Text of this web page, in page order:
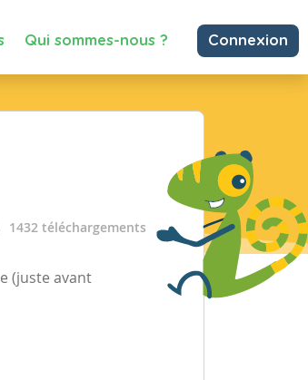
Qui sommes-nous ? Connexion
1432 téléchargements
(juste avant